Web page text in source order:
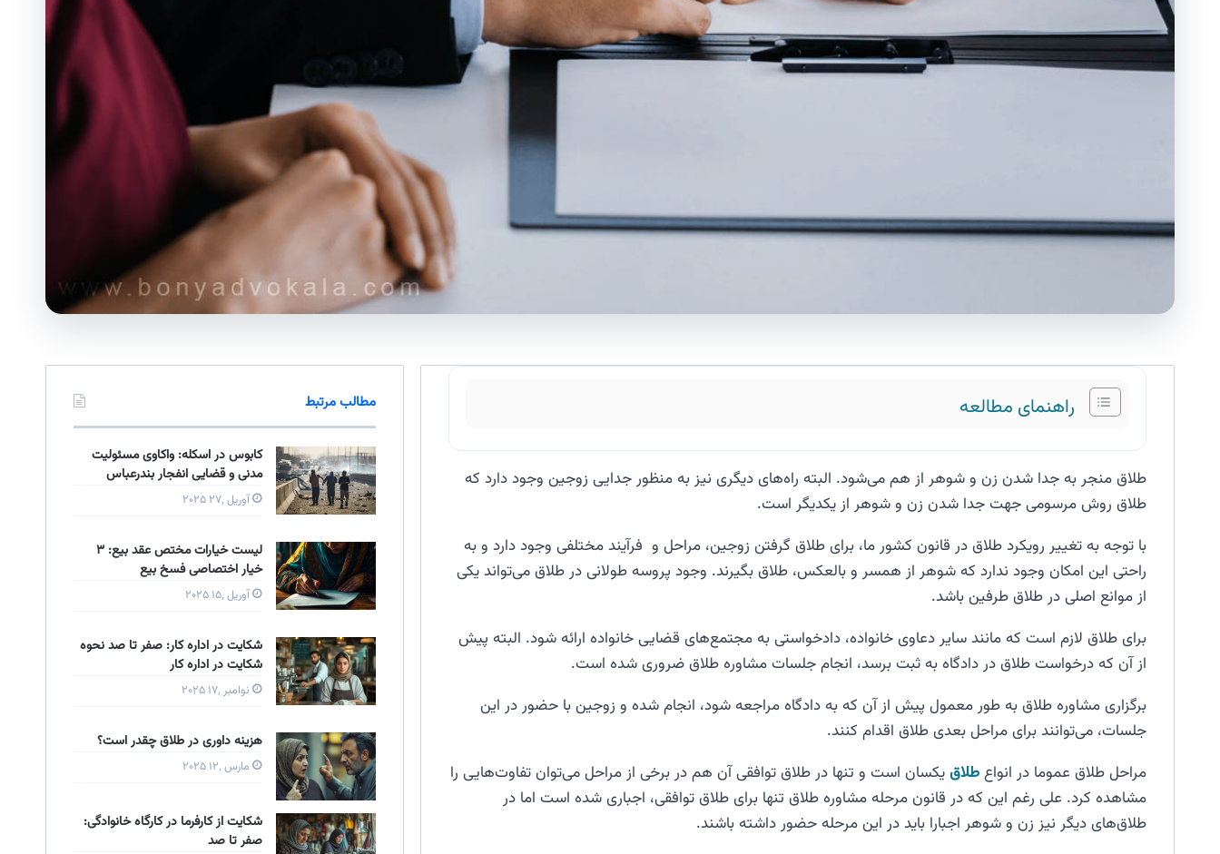
راهنمای مطالعه
طلاق منجر به جدا شدن زن و شوهر از هم می‌شود. البته راه‌های دیگری نیز به منظور جدایی زوجین وجود دارد که
طلاق روش مرسومی جهت جدا شدن زن و شوهر از یکدیگر است.
با توجه به تغییر رویکرد طلاق در قانون کشور ما، برای طلاق گرفتن زوجین، مراحل و فرآیند مختلفی وجود دارد و به
راحتی این امکان وجود ندارد که شوهر از همسر و بالعکس، طلاق بگیرند. وجود پروسه طولانی در طلاق می‌تواند یکی
از موانع اصلی در طلاق طرفین باشد.
برای طلاق لازم است که مانند سایر دعاوی خانواده، دادخواستی به مجتمع‌های قضایی خانواده ارائه شود. البته پیش
از آن که درخواست طلاق در دادگاه به ثبت برسد، انجام جلسات مشاوره طلاق ضروری شده است.
برگزاری مشاوره طلاق به طور معمول پیش از آن که به دادگاه مراجعه شود، انجام شده و زوجین با حضور در این
جلسات، می‌توانند برای مراحل بعدی طلاق اقدام کنند.
مراحل طلاق عموما در انواعطلاقیکسان است و تنها در طلاق توافقی آن هم در برخی از مراحل می‌توان تفاوت‌هایی را
مشاهده کرد. علی رغم این که در قانون مرحله مشاوره طلاق تنها برای طلاق توافقی، اجباری شده است اما در
طلاق‌های دیگر نیز زن و شوهر اجبارا باید در این مرحله حضور داشته باشند.
مطالب مرتبط
کابوس در اسکله: واکاوی مسئولیت‌
مدنی و قضایی انفجار بندرعباس
آوریل ۲۷٬ ۲۰۲۵
لیست خیارات مختص عقد بیع: ۳
خیار اختصاصی فسخ بیع
آوریل ۱۵٬ ۲۰۲۵
شکایت در اداره کار: صفر تا صد نحوه
شکایت در اداره کار
نوامبر ۱۷٬ ۲۰۲۵
هزینه داوری در طلاق چقدر است؟
مارس ۱۲٬ ۲۰۲۵
شکایت از کارفرما در کارگاه خانوادگی:
صفر تا صد